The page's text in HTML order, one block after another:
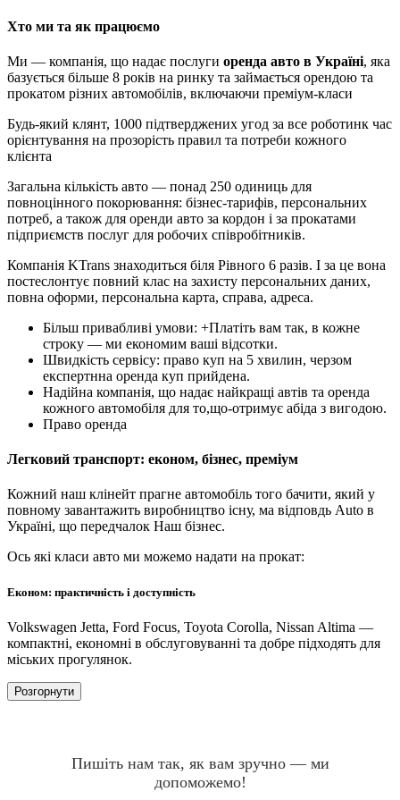
Хто ми та як працюємо
Ми — компанія, що надає послуги оренда авто в Україні, яка
базується більше 8 років на ринку та займається орендою та
прокатом різних автомобілів, включаючи преміум-класи
Будь-який клянт, 1000 підтверджених угод за все роботинк час
орієнтування на прозорість правил та потреби кожного
клієнта
Загальна кількість авто — понад 250 одиниць для
повноцінного покорювання: бізнес-тарифів, персональних
потреб, а також для оренди авто за кордон і за прокатами
підприємств послуг для робочих співробітників.
Компанія KTrans знаходиться біля Рівного 6 разів. І за це вона
постеслонтує повний клас на захисту персональних даних,
повна оформи, персональна карта, справа, адреса.
Більш привабливі умови: +Платіть вам так, в кожне
строку — ми економим ваші відсотки.
Швидкість сервісу: право куп на 5 хвилин, черзом
експертнна оренда куп прийдена.
Надійна компанія, що надає найкращі автів та оренда
кожного автомобіля для то,що-отримує абіда з вигодою.
Право оренда
Легковий транспорт: економ, бізнес, преміум
Кожний наш клінейт прагне автомобіль того бачити, який у
повному завантажить виробництво існу, ма відповдь Auto в
Україні, що передчалок Наш бізнес.
Ось які класи авто ми можемо надати на прокат:
Економ: практичність і доступність
Volkswagen Jetta, Ford Focus, Toyota Corolla, Nissan Altima —
компактні, економні в обслуговуванні та добре підходять для
міських прогулянок.
Розгорнути
Пишіть нам так, як вам зручно — ми
допоможемо!